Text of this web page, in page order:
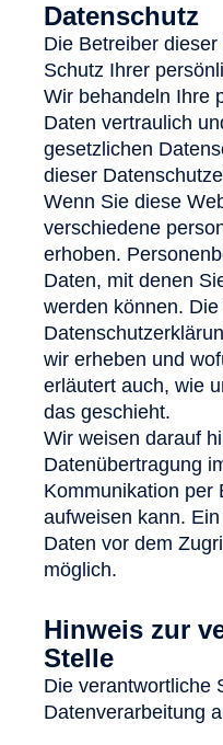
Datenschutz
Die Betreiber
Schutz Ihrer
Wir behandeln Ihre
Daten vertraulich
gesetzlichen
dieser
Wenn Sie diese
verschiedene
erhoben.
Daten, mit denen
werden können.
wir erheben und
erläutert auch, wie
das geschieht.
Wir weisen darauf
Datenübertragung
Kommunikation per
aufweisen kann.
Daten vor dem
möglich.
Hinweis zur
Stelle
Die verantwortliche
Datenverarbeitung